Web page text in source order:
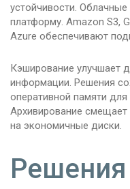
устойчивости.
платформу. Amazon S3,
Azure обеспечивают
Кэширование улучшает
информации. Решения
оперативной памяти
Архивирование
на экономичные диски.
Решения